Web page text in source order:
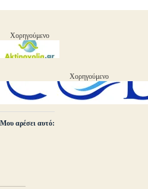
Χορηγούμενο
Χορηγούμενο
Μου αρέσει αυτό: